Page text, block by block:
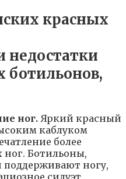
красных
ног.Яркий красный
каблуком
более
Ботильоны,
ногу,